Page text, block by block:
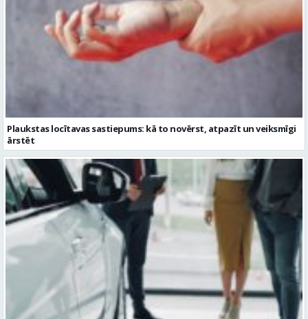
Plaukstas locītavas sastiepums: kā to novērst, atpazīt un veiksmīgi
ārstēt